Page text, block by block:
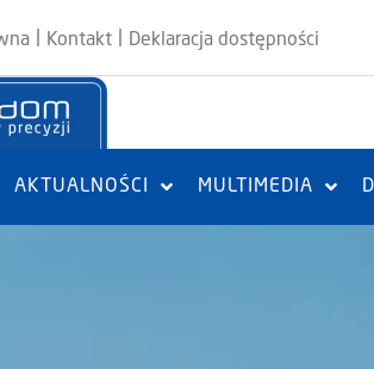
Kontakt Deklaracja dostępności
AKTUALNOŚCI MULTIMEDIA